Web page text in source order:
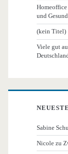
und
(kein Titel)
Viele gut
Sabine
Nicole zu